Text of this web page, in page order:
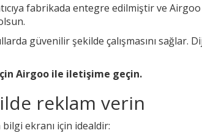
fabrikada entegre edilmiştir ve
güvenilir şekilde çalışmasını
Airgoo ile iletişime geçin.
reklam verin
ekranı için idealdir: